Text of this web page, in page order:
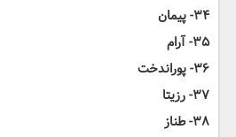
۳۴- پیمان
۳۵- آرام
۳۶- پوراندخت
۳۷- رزیتا
۳۸- طناز